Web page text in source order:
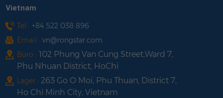
Vietnam
Tel : +84 522 038 896
Email : vn@rongstar.com
Büro : 102 Phung Van Cung Street,Ward 7,
Phu Nhuan District, HoChi
Lager : 263 Go O Moi, Phu Thuan, District 7,
Ho Chi Minh City, Vietnam